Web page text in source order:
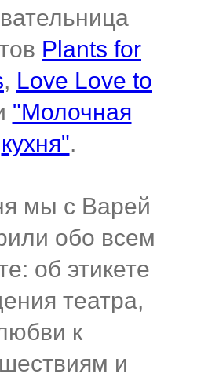
Plants for
, Love Love to
"Молочная
кухня".
мы с Варей
обо всем
об этикете
театра,
к
и